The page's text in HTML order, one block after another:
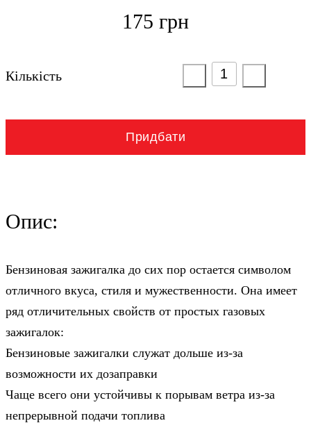
175 грн
Кількість
Придбати
Опис:
Бензиновая зажигалка до сих пор остается символом
отличного вкуса, стиля и мужественности. Она имеет
ряд отличительных свойств от простых газовых
зажигалок:
Бензиновые зажигалки служат дольше из-за
возможности их дозаправки
Чаще всего они устойчивы к порывам ветра из-за
непрерывной подачи топлива